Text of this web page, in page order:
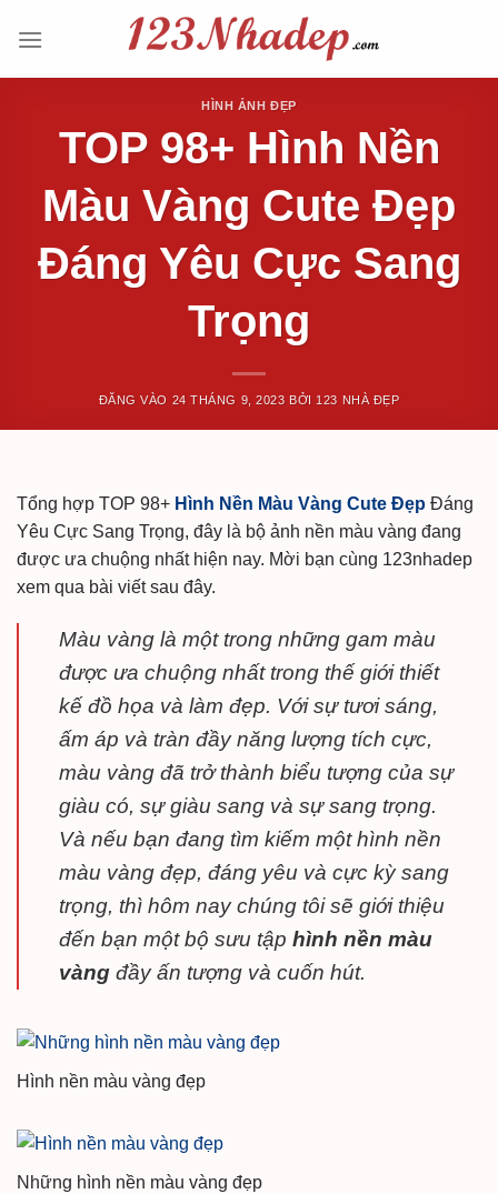
qua
HÌNH ẢNH ĐẸP
TOP 98+ Hình Nền
Màu Vàng Cute Đẹp
Đáng Yêu Cực Sang
Trọng
ĐĂNG VÀO 24 THÁNG 9, 2023 BỞI 123 NHÀ ĐẸP
Tổng hợp TOP 98+ Hình Nền Màu Vàng Cute Đẹp Đáng
Yêu Cực Sang Trọng, đây là bộ ảnh nền màu vàng đang
được ưa chuộng nhất hiện nay. Mời bạn cùng 123nhadep
xem qua bài viết sau đây.
Màu vàng là một trong những gam màu
được ưa chuộng nhất trong thế giới thiết
kế đồ họa và làm đẹp. Với sự tươi sáng,
ấm áp và tràn đầy năng lượng tích cực,
màu vàng đã trở thành biểu tượng của sự
giàu có, sự giàu sang và sự sang trọng.
Và nếu bạn đang tìm kiếm một hình nền
màu vàng đẹp, đáng yêu và cực kỳ sang
trọng, thì hôm nay chúng tôi sẽ giới thiệu
đến bạn một bộ sưu tập hình nền màu
vàng đầy ấn tượng và cuốn hút.
Hình nền màu vàng đẹp
Những hình nền màu vàng đẹp